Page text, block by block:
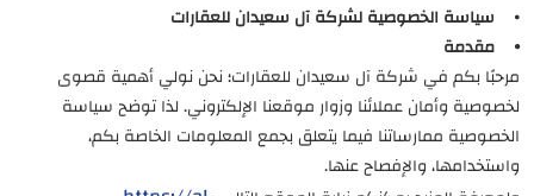
⦁ سياسة الخصوصية لشركة آل سعيدان للعقارات
⦁ مقدمة
مرحبًا بكم في شركة آل سعيدان للعقارات؛ نحن نولي أهمية قصوى
لخصوصية وأمان عملائنا وزوار موقعنا الإلكتروني. لذا توضح سياسة
الخصوصية ممارساتنا فيما يتعلق بجمع المعلومات الخاصة بكم،
واستخدامها، والإفصاح عنها.